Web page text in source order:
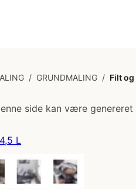
/ GRUNDMALING / Filt
side kan være